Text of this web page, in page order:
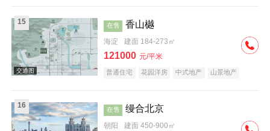
15 在售 香山樾
海淀 建面 184-273㎡
121000 元/平米
普通住宅 花园洋房 中式地产
山景地产
16 在售 缦合北京
朝阳 建面 450-900㎡